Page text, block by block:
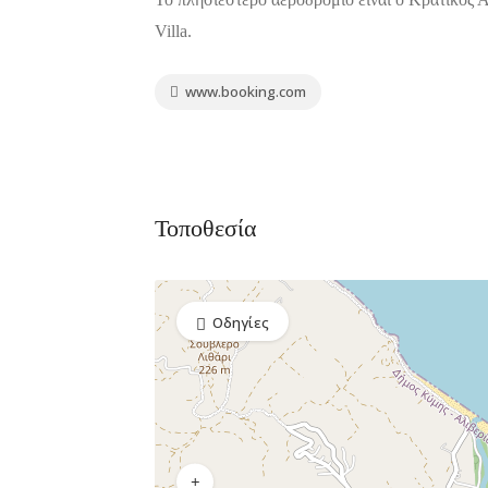
Villa.
www.booking.com
Τοποθεσία
Οδηγίες